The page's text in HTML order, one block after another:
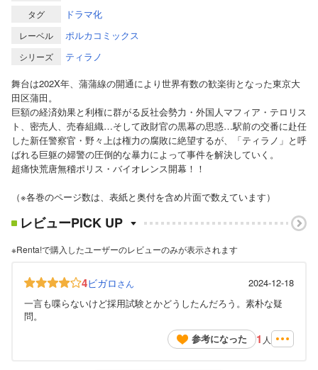
タグ ドラマ化
レーベル ポルカコミックス
シリーズ
ティラノ
舞台は202X年、蒲蒲線の開通により世界有数の歓楽街となった東京大
田区蒲田。
巨額の経済効果と利権に群がる反社会勢力・外国人マフィア・テロリス
ト、密売人、売春組織…そして政財官の黒幕の思惑…駅前の交番に赴任
した新任警察官・野々上は権力の腐敗に絶望するが、「ティラノ」と呼
ばれる巨躯の婦警の圧倒的な暴力によって事件を解決していく。
超痛快荒唐無稽ポリス・バイオレンス開幕！！
（※各巻のページ数は、表紙と奥付を含め片面で数えています）
レビューPICK UP
※Renta!で購入したユーザーのレビューのみが表示されます
4ビガロさん
2024-12-18
一言も喋らないけど採用試験とかどうしたんだろう。素朴な疑
問。
参考になった
1 人